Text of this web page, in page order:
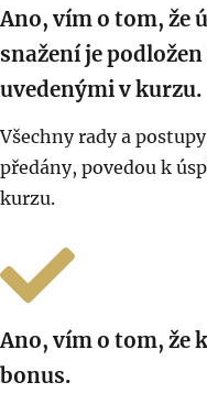
Ano, vím o tom, že
snažení je
uvedenými v kurzu.
Všechny rady a
předány, povedou k
kurzu.
Ano, vím o tom, že
bonus.